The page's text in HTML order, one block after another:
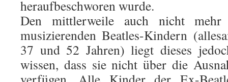
heraufbeschworen wurde.
Den mittlerweile auch nicht mehr
musizierenden Beatles-Kindern
37 und 52 Jahren) liegt dieses
wissen, dass sie nicht über die